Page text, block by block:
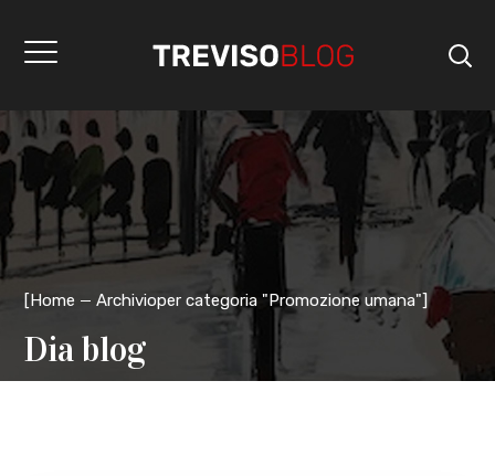
[Home Archivioper categoria "Promozione umana"]
Dia blog